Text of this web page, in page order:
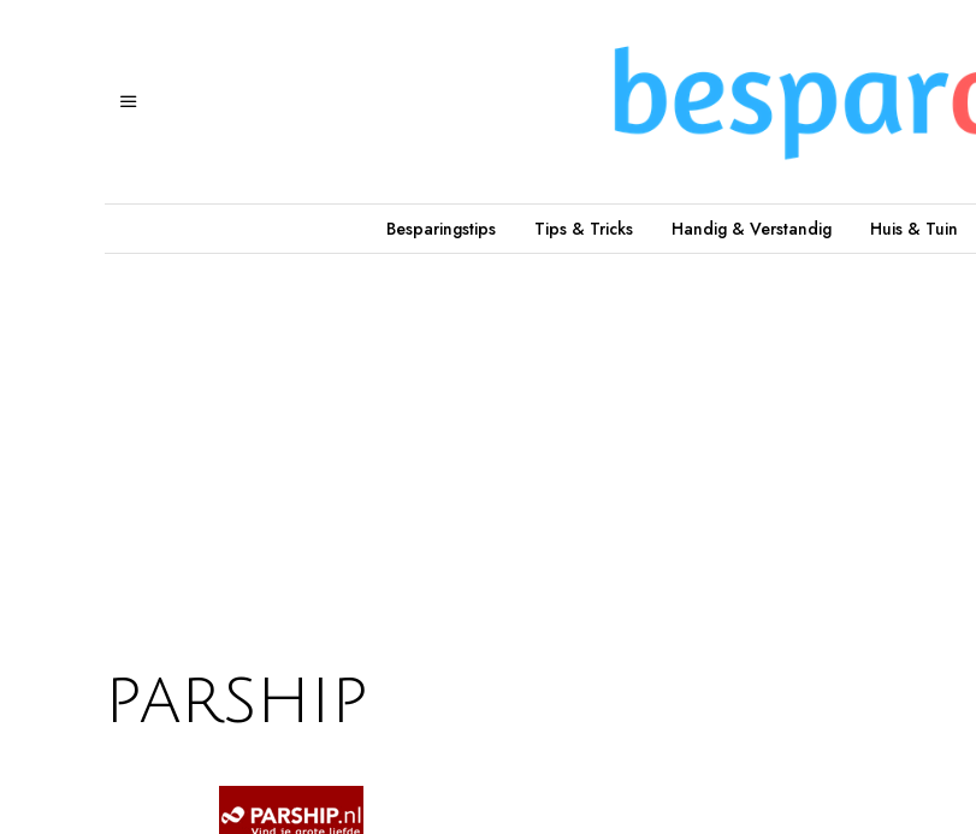
Besparingstips Tips & Tricks Handig & Verstandig Huis & Tuin
parship